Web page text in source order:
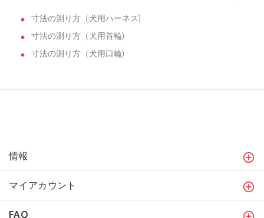
寸法の測り方（犬用ハーネス)
寸法の測り方（犬用首輪)
寸法の測り方（犬用口輪)
情報
マイアカウント
FAQ